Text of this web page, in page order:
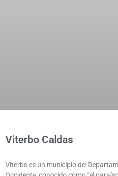
Viterbo Caldas
Viterbo es un municipio del